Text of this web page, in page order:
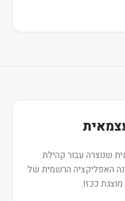
שנוצרה עבור קהילת
האפליקציה הרשמית של
ככזו.